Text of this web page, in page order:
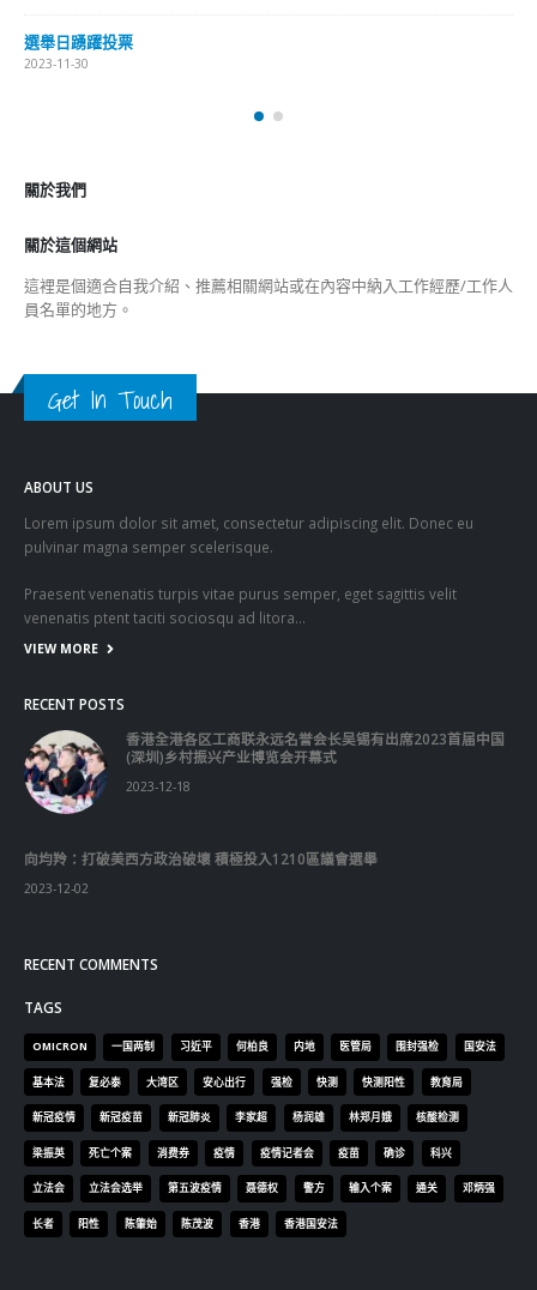
選舉日踴躍投票
2023-11-30
關於我們
關於這個網站
這裡是個適合自我介紹、推薦相關網站或在內容中納入工作經歷/工作人
員名單的地方。
Get In Touch
ABOUT US
Lorem ipsum dolor sit amet, consectetur adipiscing elit. Donec eu
pulvinar magna semper scelerisque.
Praesent venenatis turpis vitae purus semper, eget sagittis velit
venenatis ptent taciti sociosqu ad litora…
VIEW MORE
RECENT POSTS
香港全港各区工商联永远名誉会长吴锡有出席2023首届中国
(深圳)乡村振兴产业博览会开幕式
2023-12-18
向均羚：打破美西方政治破壞 積極投入1210區議會選舉
2023-12-02
RECENT COMMENTS
TAGS
OMICRON 一国两制 习近平 何柏良 内地 医管局 围封强检 国安法
基本法 复必泰 大湾区 安心出行 强检 快测 快测阳性 教育局
新冠疫情 新冠疫苗 新冠肺炎 李家超 杨润雄 林郑月娥 核酸检测
梁振英 死亡个案 消费券 疫情 疫情记者会 疫苗 确诊 科兴
立法会 立法会选举 第五波疫情 聂德权 警方 输入个案 通关 邓炳强
长者 阳性 陈肇始 陈茂波 香港 香港国安法